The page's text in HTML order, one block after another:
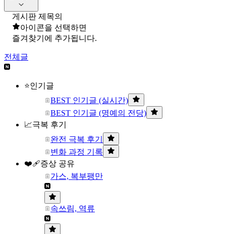
게시판 제목의
아이콘을 선택하면
즐겨찾기에 추가됩니다.
전체글
⭐인기글
BEST 인기글 (실시간)
BEST 인기글 (명예의 전당)
📈극복 후기
완전 극복 후기
변화 과정 기록
❤️‍🩹증상 공유
가스, 복부팽만
속쓰림, 역류